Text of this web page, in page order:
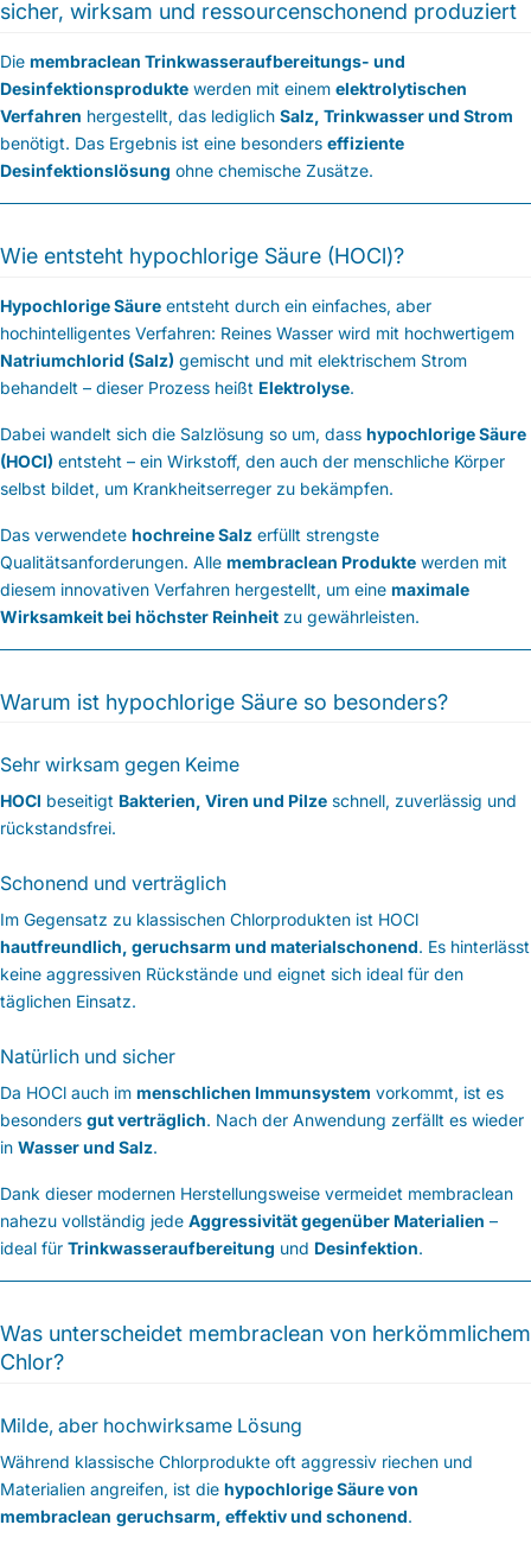
sicher, wirksam und ressourcenschonend produziert
Die membraclean Trinkwasseraufbereitungs- und
Desinfektionsprodukte werden mit einem elektrolytischen
Verfahren hergestellt, das lediglich Salz, Trinkwasser und Strom
benötigt. Das Ergebnis ist eine besonders effiziente
Desinfektionslösung ohne chemische Zusätze.
Wie entsteht hypochlorige Säure (HOCl)?
Hypochlorige Säure entsteht durch ein einfaches, aber
hochintelligentes Verfahren: Reines Wasser wird mit hochwertigem
Natriumchlorid (Salz) gemischt und mit elektrischem Strom
behandelt – dieser Prozess heißt Elektrolyse.
Dabei wandelt sich die Salzlösung so um, dass hypochlorige Säure
(HOCl) entsteht – ein Wirkstoff, den auch der menschliche Körper
selbst bildet, um Krankheitserreger zu bekämpfen.
Das verwendete hochreine Salz erfüllt strengste
Qualitätsanforderungen. Alle membraclean Produkte werden mit
diesem innovativen Verfahren hergestellt, um eine maximale
Wirksamkeit bei höchster Reinheit zu gewährleisten.
Warum ist hypochlorige Säure so besonders?
Sehr wirksam gegen Keime
HOCl beseitigt Bakterien, Viren und Pilze schnell, zuverlässig und
rückstandsfrei.
Schonend und verträglich
Im Gegensatz zu klassischen Chlorprodukten ist HOCl
hautfreundlich, geruchsarm und materialschonend. Es hinterlässt
keine aggressiven Rückstände und eignet sich ideal für den
täglichen Einsatz.
Natürlich und sicher
Da HOCl auch im menschlichen Immunsystem vorkommt, ist es
besonders gut verträglich. Nach der Anwendung zerfällt es wieder
in Wasser und Salz.
Dank dieser modernen Herstellungsweise vermeidet membraclean
nahezu vollständig jede Aggressivität gegenüber Materialien –
ideal für Trinkwasseraufbereitung und Desinfektion.
Was unterscheidet membraclean von herkömmlichem
Chlor?
Milde, aber hochwirksame Lösung
Während klassische Chlorprodukte oft aggressiv riechen und
Materialien angreifen, ist die hypochlorige Säure von
membraclean geruchsarm, effektiv und schonend.